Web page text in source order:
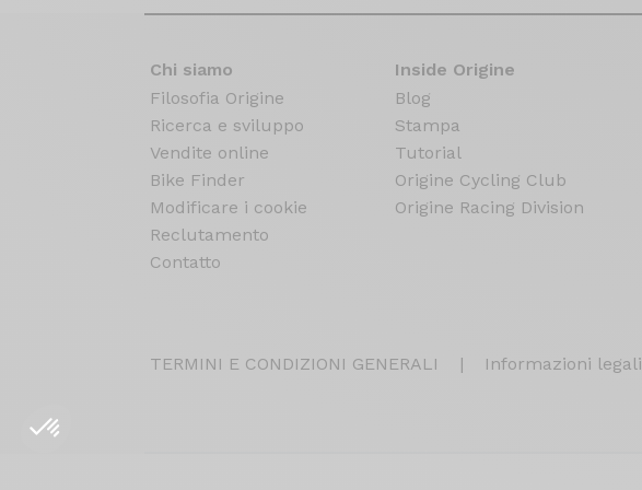
Chi siamo
Filosofia Origine
Ricerca e sviluppo
Vendite online
Bike Finder
Modificare i cookie
Reclutamento
Contatto
Inside Origine
Blog
Stampa
Tutorial
Origine Cycling Club
Origine Racing Division
TERMINI E CONDIZIONI GENERALI | Informazioni legali